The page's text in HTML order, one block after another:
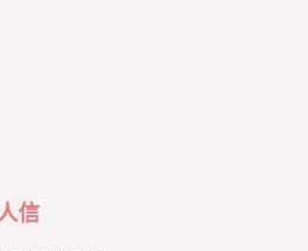
信